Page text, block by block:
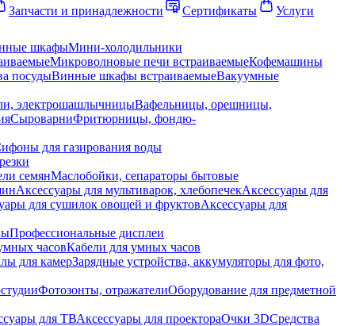
Запчасти и принадлежности Сертификаты
Услуги
шкафыМини-холодильники
Микроволновые печи встраиваемыеКофемашины
посудыВинные шкафы встраиваемыеВакуумные
электрошашлычницыВафельницы, орешницы,
СыроварниФритюрницы, фондю-
для газирования воды
семянМаслобойки, сепараторы бытовые
Аксессуары для мультиварок, хлебопечекАксессуары для
для сушилок овощей и фруктовАксессуары для
Профессиональные дисплеи
часовКабели для умных часов
для камерЗарядные устройства, аккумуляторы для фото,
Фотозонты, отражателиОборудование для предметной
для ТВАксессуары для проектораОчки 3DСредства